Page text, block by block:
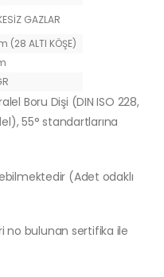
GAZLAR
(28 ALTI KÖŞE)
Boru Dişi (DIN ISO 228,
55° standartlarına
(Adet odaklı
no bulunan sertifika ile